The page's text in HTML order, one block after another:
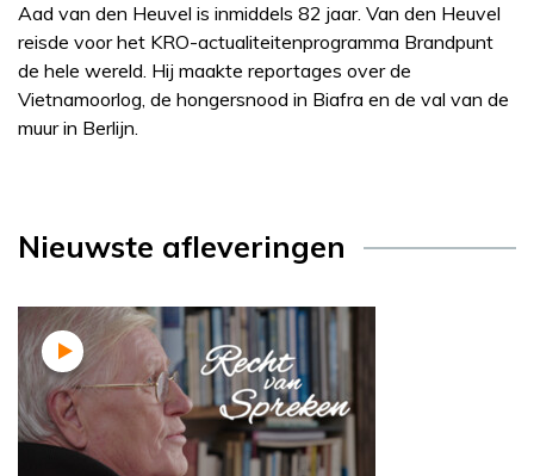
Aad van den Heuvel is inmiddels 82 jaar. Van den Heuvel
reisde voor het KRO-actualiteitenprogramma Brandpunt
de hele wereld. Hij maakte reportages over de
Vietnamoorlog, de hongersnood in Biafra en de val van de
muur in Berlijn.
Nieuwste afleveringen